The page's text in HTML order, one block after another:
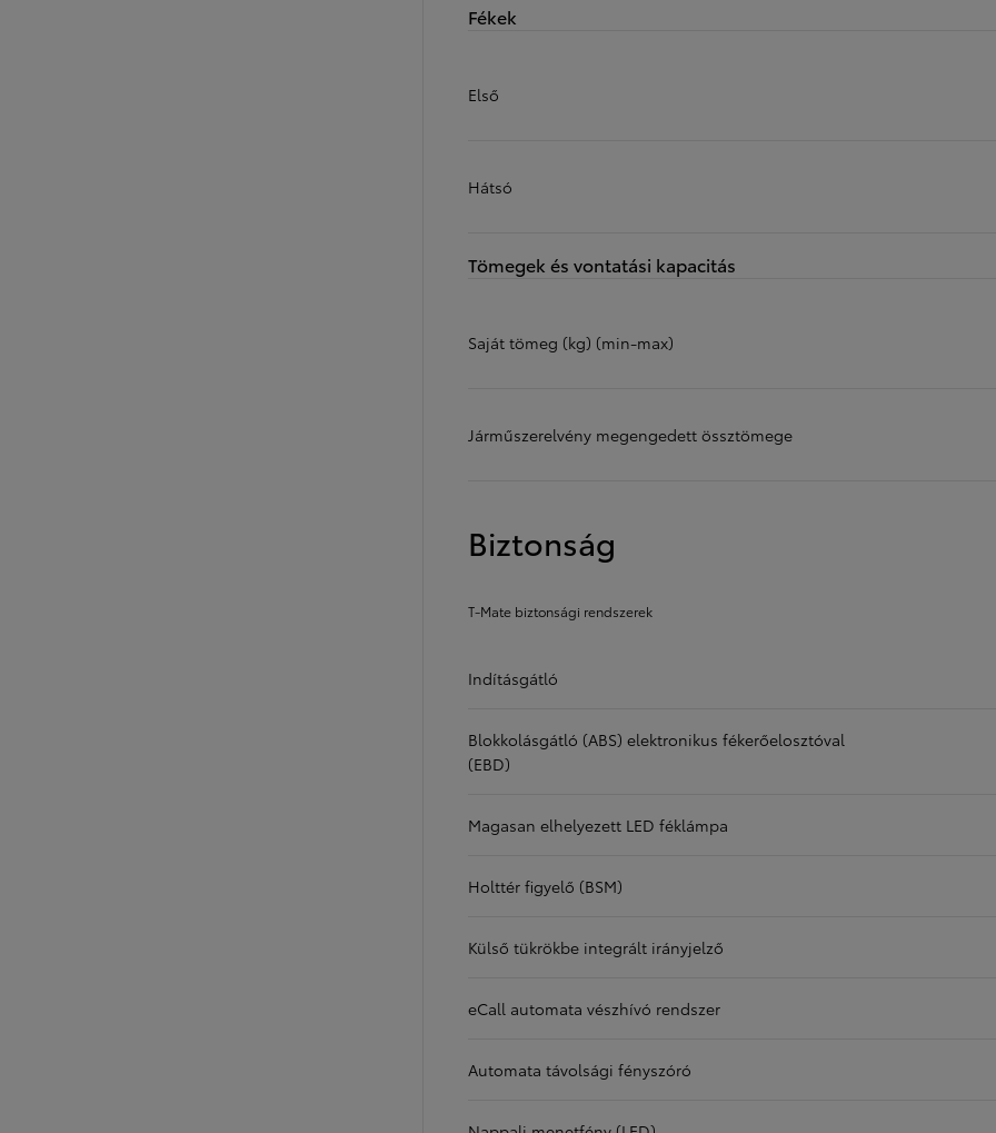
Fékek
Első
Hátsó
Tömegek és vontatási kapacitás
Saját tömeg (kg) (min-max)
Járműszerelvény megengedett össztömege
Biztonság
T-Mate biztonsági rendszerek
Indításgátló
Blokkolásgátló (ABS) elektronikus fékerőelosztóval
(EBD)
Magasan elhelyezett LED féklámpa
Holttér figyelő (BSM)
Külső tükrökbe integrált irányjelző
eCall automata vészhívó rendszer
Automata távolsági fényszóró